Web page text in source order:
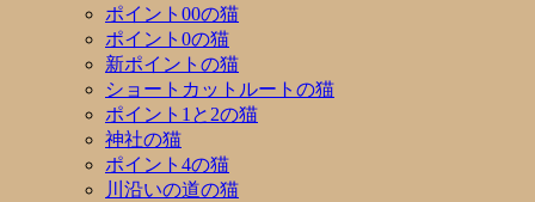
ポイント00の猫
ポイント0の猫
新ポイントの猫
ショートカットルートの猫
ポイント1と2の猫
神社の猫
ポイント4の猫
川沿いの道の猫